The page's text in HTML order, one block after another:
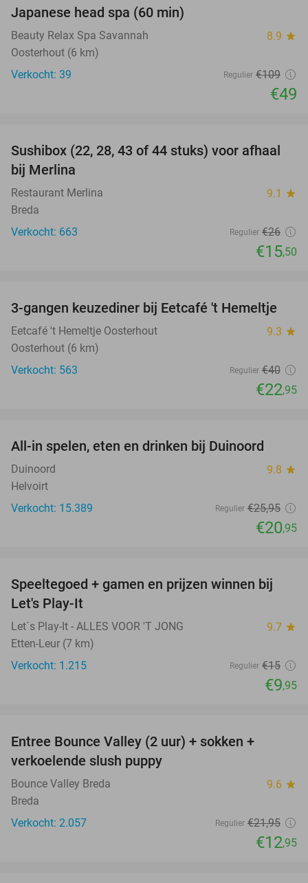
Japanese head spa (60 min)
Beauty Relax Spa Savannah 8.9 star
Oosterhout (6 km)
Verkocht: 39
Regulier €109
€49
40%
Sushibox (22, 28, 43 of 44 stuks) voor afhaal
bij Merlina
Restaurant Merlina 9.1 star
Breda
Verkocht: 663
Regulier €26
€15,50
43%
3-gangen keuzediner bij Eetcafé 't Hemeltje
Eetcafé 't Hemeltje Oosterhout 9.3 star
Oosterhout (6 km)
Verkocht: 563
Regulier €40
€22,95
All-in spelen, eten en drinken bij Duinoord
Duinoord 9.8 star
Helvoirt
Verkocht: 15.389
Regulier €25,95
€20,95
34%
Speeltegoed + gamen en prijzen winnen bij
Let's Play-It
Let´s Play-It - ALLES VOOR 'T JONG 9.7 star
Etten-Leur (7 km)
Verkocht: 1.215
Regulier €15
€9,95
Entree Bounce Valley (2 uur) + sokken +
verkoelende slush puppy
Bounce Valley Breda 9.6 star
Breda
Verkocht: 2.057
Regulier €21,95
€12,95